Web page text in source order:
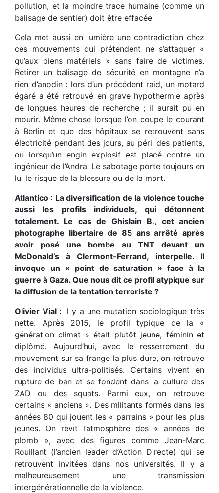
pollution, et la moindre trace humaine (comme un
balisage de sentier) doit être effacée.
Cela met aussi en lumière une contradiction chez
ces mouvements qui prétendent ne s’attaquer «
qu’aux biens matériels » sans faire de victimes.
Retirer un balisage de sécurité en montagne n’a
rien d’anodin : lors d’un précédent raid, un motard
égaré a été retrouvé en grave hypothermie après
de longues heures de recherche ; il aurait pu en
mourir. Même chose lorsque l’on coupe le courant
à Berlin et que des hôpitaux se retrouvent sans
électricité pendant des jours, au péril des patients,
ou lorsqu’un engin explosif est placé contre un
ingénieur de l’Andra. Le sabotage porte toujours en
lui le risque de la blessure ou de la mort.
Atlantico : La diversification de la violence touche
aussi les profils individuels, qui détonnent
totalement. Le cas de Ghislain B., cet ancien
photographe libertaire de 85 ans arrêté après
avoir posé une bombe au TNT devant un
McDonald’s à Clermont-Ferrand, interpelle. Il
invoque un « point de saturation » face à la
guerre à Gaza. Que nous dit ce profil atypique sur
la diffusion de la tentation terroriste ?
Olivier Vial : Il y a une mutation sociologique très
nette. Après 2015, le profil typique de la «
génération climat » était plutôt jeune, féminin et
diplômé. Aujourd’hui, avec le resserrement du
mouvement sur sa frange la plus dure, on retrouve
des individus ultra-politisés. Certains vivent en
rupture de ban et se fondent dans la culture des
ZAD ou des squats. Parmi eux, on retrouve
certains « anciens ». Des militants formés dans les
années 80 qui jouent les « parrains » pour les plus
jeunes. On revit l’atmosphère des « années de
plomb », avec des figures comme Jean-Marc
Rouillant (l’ancien leader d’Action Directe) qui se
retrouvent invitées dans nos universités. Il y a
malheureusement une transmission
intergénérationnelle de la violence.